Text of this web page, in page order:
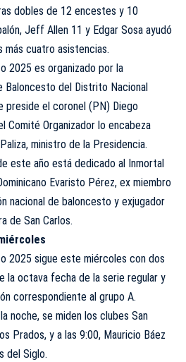
dobles de 12 encestes y 10
Jeff Allen 11 y Edgar Sosa ayudó
más cuatro asistencias.
2025 es organizado por la
Baloncesto del Distrito Nacional
preside el coronel (PN) Diego
Comité Organizador lo encabeza
ministro de la Presidencia.
este año está dedicado al Inmortal
Evaristo Pérez, ex miembro
nacional de baloncesto y exjugador
de San Carlos.
2025 sigue este miércoles con dos
la octava fecha de la serie regular y
correspondiente al grupo A.
noche, se miden los clubes San
Prados, y a las 9:00, Mauricio Báez
del Siglo.